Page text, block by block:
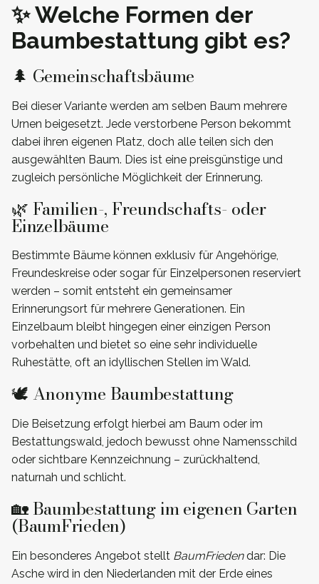
✨ Welche Formen der
Baumbestattung gibt es?
🌲 Gemeinschaftsbäume
Bei dieser Variante werden am selben Baum mehrere
Urnen beigesetzt. Jede verstorbene Person bekommt
dabei ihren eigenen Platz, doch alle teilen sich den
ausgewählten Baum. Dies ist eine preisgünstige und
zugleich persönliche Möglichkeit der Erinnerung.
🌿 Familien-, Freundschafts- oder
Einzelbäume
Bestimmte Bäume können exklusiv für Angehörige,
Freundeskreise oder sogar für Einzelpersonen reserviert
werden – somit entsteht ein gemeinsamer
Erinnerungsort für mehrere Generationen. Ein
Einzelbaum bleibt hingegen einer einzigen Person
vorbehalten und bietet so eine sehr individuelle
Ruhestätte, oft an idyllischen Stellen im Wald.
🕊️ Anonyme Baumbestattung
Die Beisetzung erfolgt hierbei am Baum oder im
Bestattungswald, jedoch bewusst ohne Namensschild
oder sichtbare Kennzeichnung – zurückhaltend,
naturnah und schlicht.
🏡 Baumbestattung im eigenen Garten
(BaumFrieden)
Ein besonderes Angebot stellt BaumFriedendar: Die
Asche wird in den Niederlanden mit der Erde eines